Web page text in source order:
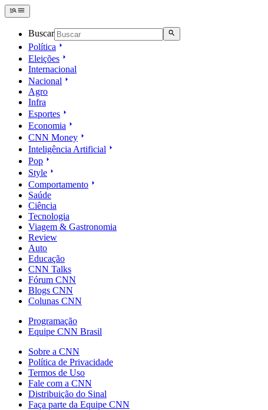
Buscar
Política
Eleições
Internacional
Nacional
Agro
Infra
Esportes
Economia
CNN Money
Inteligência Artificial
Pop
Style
Comportamento
Saúde
Ciência
Tecnologia
Viagem & Gastronomia
Review
Auto
Educação
CNN Talks
Fórum CNN
Blogs CNN
Colunas CNN
Programação
Equipe CNN Brasil
Sobre a CNN
Política de Privacidade
Termos de Uso
Fale com a CNN
Distribuição do Sinal
Faça parte da Equipe CNN